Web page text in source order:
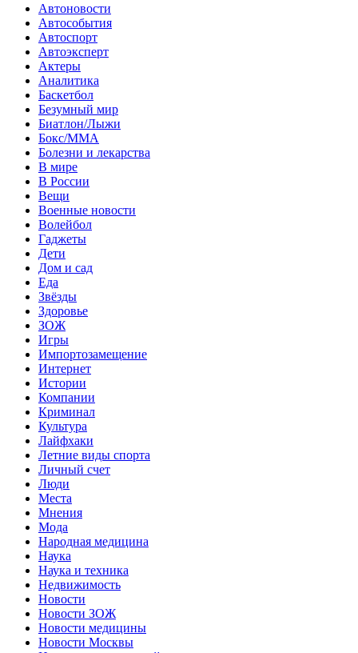
Автоновости
Автособытия
Автоспорт
Автоэксперт
Актеры
Аналитика
Баскетбол
Безумный мир
Биатлон/Лыжи
Бокс/MMA
Болезни и лекарства
В мире
В России
Вещи
Военные новости
Волейбол
Гаджеты
Дети
Дом и сад
Еда
Звёзды
Здоровье
ЗОЖ
Игры
Импортозамещение
Интернет
Истории
Компании
Криминал
Культура
Лайфхаки
Летние виды спорта
Личный счет
Люди
Места
Мнения
Мода
Народная медицина
Наука
Наука и техника
Недвижимость
Новости
Новости ЗОЖ
Новости медицины
Новости Москвы